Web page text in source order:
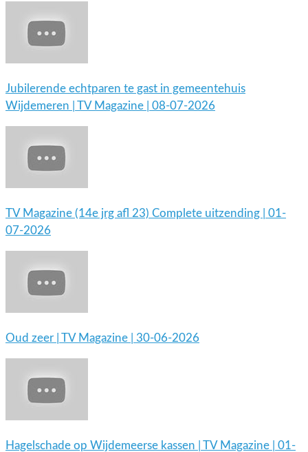
Jubilerende echtparen te gast in gemeentehuis
Wijdemeren | TV Magazine | 08-07-2026
TV Magazine (14e jrg afl 23) Complete uitzending | 01-
07-2026
Oud zeer | TV Magazine | 30-06-2026
Hagelschade op Wijdemeerse kassen | TV Magazine | 01-